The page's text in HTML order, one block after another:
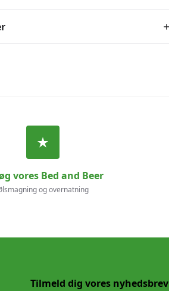
vores Bed and Beer
og overnatning
Tilmeld dig vores nyhedsbrev